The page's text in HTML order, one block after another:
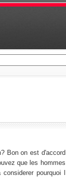
Bon on est d'accord
que les hommes
pourquoi l